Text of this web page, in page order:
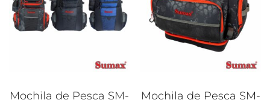
Mochila de Pesca SM-
Mochila de Pesca SM-